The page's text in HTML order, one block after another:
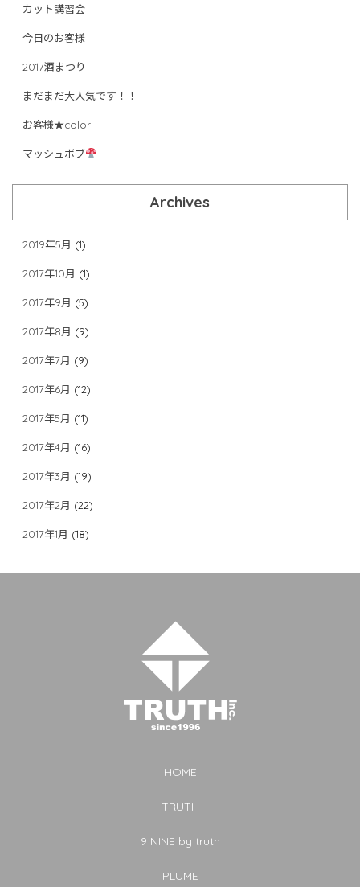
カット講習会
今日のお客様
2017酒まつり
まだまだ大人気です！！
お客様★color
マッシュボブ
Archives
2019年5月 (1)
2017年10月 (1)
2017年9月 (5)
2017年8月 (9)
2017年7月 (9)
2017年6月 (12)
2017年5月 (11)
2017年4月 (16)
2017年3月 (19)
2017年2月 (22)
2017年1月 (18)
HOME
TRUTH
9 NINE by truth
PLUME